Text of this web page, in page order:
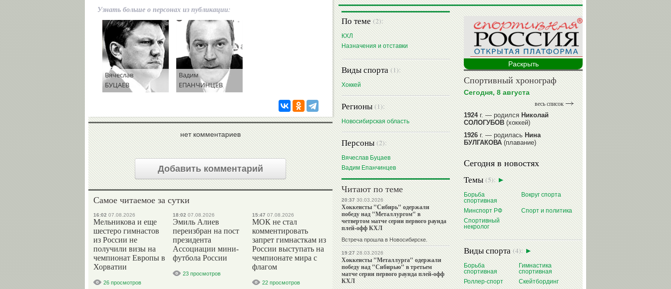
Узнать больше о персонах из публикации:
Вячеслав
БУЦАЕВ
Вадим
ЕПАНЧИНЦЕВ
нет комментариев
Добавить комментарий
Самое читаемое за сутки
16:02 07.08.2026
Мельникова и еще
шестеро гимнастов
из России не
получили визы на
чемпионат Европы в
Хорватии
26 просмотров
18:02 07.08.2026
Эмиль Алиев
переизбран на пост
президента
Ассоциации мини-
футбола России
23 просмотров
15:47 07.08.2026
МОК не стал
комментировать
запрет гимнасткам из
России выступать на
чемпионате мира с
флагом
22 просмотров
По теме(2):
КХЛ
Назначения и отставки
Виды спорта(1):
Хоккей
Регионы(1):
Новосибирская область
Персоны(2):
Вячеслав Буцаев
Вадим Епанчинцев
Читают по теме
20:3730.03.2026
Хоккеисты "Сибирь" одержали
победу над "Металлургом" в
четвертом матче серии первого раунда
плей-офф КХЛ
Встреча прошла в Новосибирске.
19:2728.03.2026
Хоккеисты "Металлурга" одержали
победу над "Сибирью" в третьем
матче серии первого раунда плей-офф
КХЛ
Раскрыть
Спортивный хронограф
Сегодня, 8 августа
весь список
1924г. — родилсяНиколай
СОЛОГУБОВ(хоккей)
1926г. — родиласьНина
БУЛГАКОВА(плавание)
1941г. — родиласьРавиля
ПРОКОПЕНКО (САЛИМОВА)
(баскетбол)
1964г. — родилсяНиколай
ЖУРАВСКИЙ(гребля на байдарках
и каноэ)
1964г. — родилсяЮрий ХМЫЛЕВ
(хоккей)
читать далее
Сегодня в новостях
Темы(5):
Борьба
спортивная
Вокруг спорта
Минспорт РФ
Спорт и политика
Спортивный
некролог
Виды спорта(4):
Борьба
спортивная
Гимнастика
спортивная
Роллер-спорт
Скейтбординг